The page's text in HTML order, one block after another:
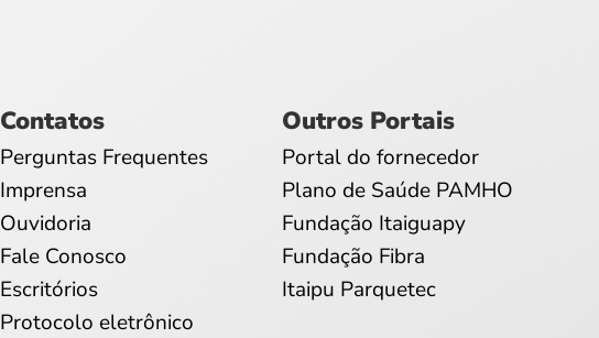
Contatos
Perguntas Frequentes
Imprensa
Ouvidoria
Fale Conosco
Escritórios
Protocolo eletrônico
Outros Portais
Portal do fornecedor
Plano de Saúde PAMHO
Fundação Itaiguapy
Fundação Fibra
Itaipu Parquetec